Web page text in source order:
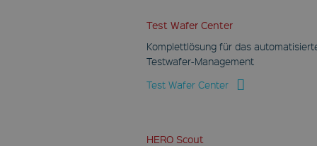
Test Wafer Center
Komplettlösung für das
Testwafer-Management
Test Wafer Center
HERO Scout